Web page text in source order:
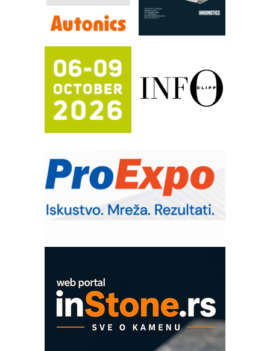
RILINEX kompanije Rittal
FANUC: Najbolje za vašu pametnu
Efikasno upravljanje energijom
Automatizacija pakovanja · Display
(Shelf-Ready) omotnice
Potpuna efikasnost bez složenih
sistema
Trajna oznaka kao dugoročna korist
IB BLUMENAUER - više od 40 godina
poverenja u industriji
RMQ-TITAN ADVANCED INDICATOR
– Pametna signalizacija za efikasnije
upravljanje mašinama
era CNC merenja
Proizvodnja iC7 Hybrid 1500 VDC
mrežnog pretvarača sa tečnim
hlađenjem
COMBYPACK
EVOKS Maintenance Management